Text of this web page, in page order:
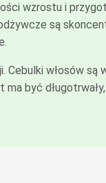
wzrostu i
są
Cebulki włosów
być